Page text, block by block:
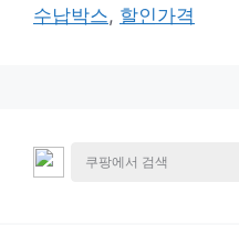
리
그
수납박스, 할인가격